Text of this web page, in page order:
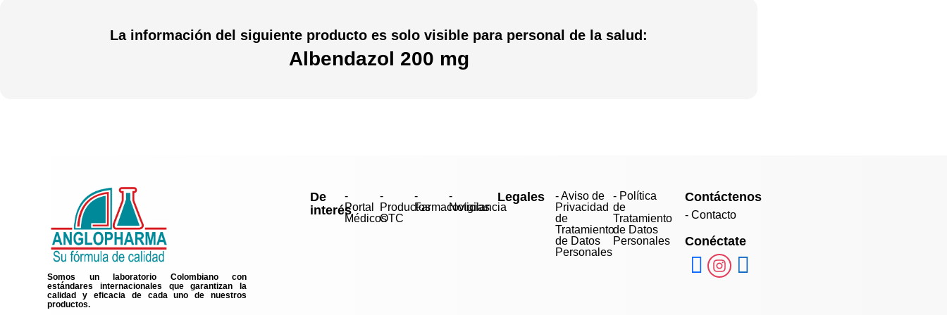
La información del siguiente producto es solo visible para personal de la salud:
Albendazol 200 mg
Somos un laboratorio Colombiano con
estándares internacionales que garantizan la
calidad y eficacia de cada uno de nuestros
productos.
De
interés
-
Portal
Médicos
-
Productos
OTC
-
Farmacovigilancia
-
Noticias
Legales
- Aviso de
Privacidad
de
Tratamiento
de Datos
Personales
- Política
de
Tratamiento
de Datos
Personales
Contáctenos
- Contacto
Conéctate